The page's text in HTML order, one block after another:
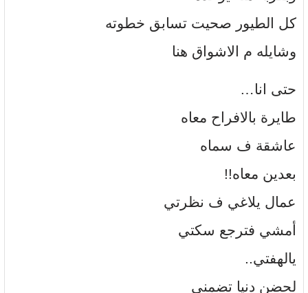
كل الطيور صحيت تسابق خطوته
وشايله م الاشواق هنا
حتى انا…
طايرة بالافراح معاه
عاشقة ف سماه
بعدين معاه!!
عمال يلاغي ف نظرتي
أمشي فترجع سكتي
يالهفتي..
لحضن دنيا تضمني